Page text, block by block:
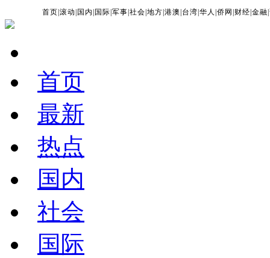
首页 |滚动 国内 国际 |军事 |社会 |地方 |港澳 台湾 |华人 |侨网 财经 |金融 |
首页
最新
热点
国内
社会
国际